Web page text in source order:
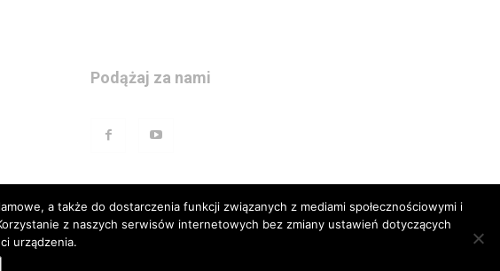
Podążaj za nami
a także do dostarczenia funkcji związanych z mediami społecznościowymi i
z naszych serwisów internetowych bez zmiany ustawień dotyczących
urządzenia.